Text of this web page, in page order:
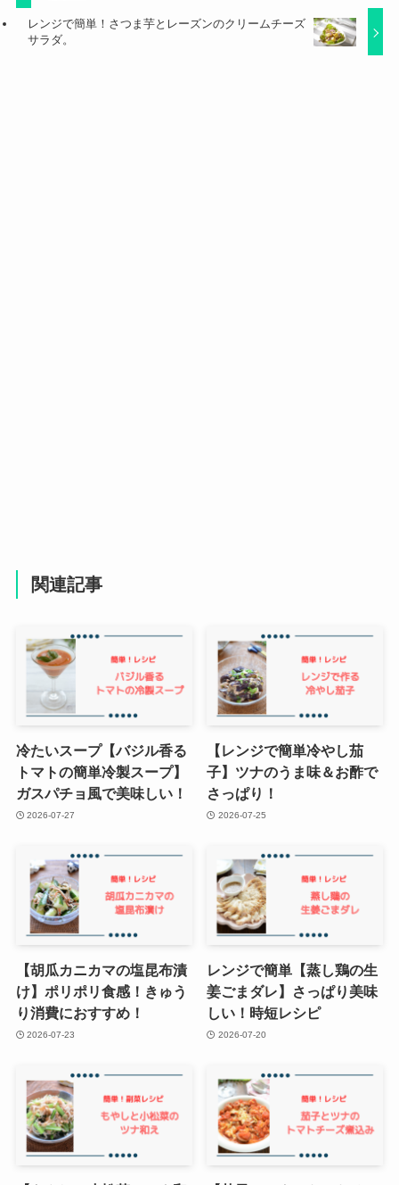
レンジで簡単！さつま芋とレーズンのクリームチーズ
サラダ。
関連記事
冷たいスープ【バジル香る
トマトの簡単冷製スープ】
ガスパチョ風で美味しい！
2026-07-27
【レンジで簡単冷やし茄
子】ツナのうま味＆お酢で
さっぱり！
2026-07-25
【胡瓜カニカマの塩昆布漬
け】ポリポリ食感！きゅう
り消費におすすめ！
2026-07-23
レンジで簡単【蒸し鶏の生
姜ごまダレ】さっぱり美味
しい！時短レシピ
2026-07-20